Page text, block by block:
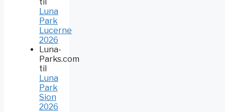
Luna
Park
Lucerne
2026
Luna-
Parks.com
til
Luna
Park
Sion
2026